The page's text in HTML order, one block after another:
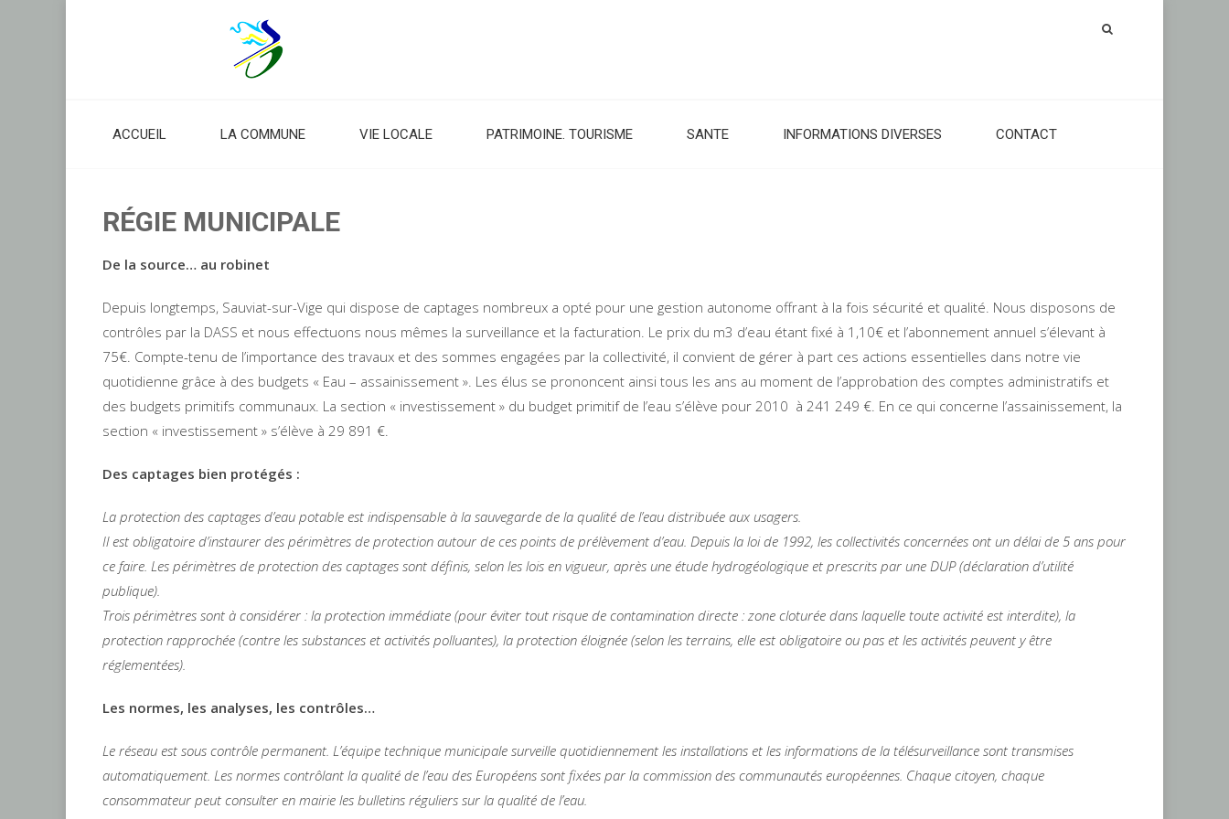
ACCUEIL LA COMMUNE VIE LOCALE PATRIMOINE. TOURISME SANTE INFORMATIONS DIVERSES CONTACT
RÉGIE MUNICIPALE
De la source… au robinet
Depuis longtemps, Sauviat-sur-Vige qui dispose de captages nombreux a opté pour une gestion autonome offrant à la fois sécurité et qualité. Nous disposons de
contrôles par la DASS et nous effectuons nous mêmes la surveillance et la facturation. Le prix du m3 d’eau étant fixé à 1,10€ et l’abonnement annuel s’élevant à
75€. Compte-tenu de l’importance des travaux et des sommes engagées par la collectivité, il convient de gérer à part ces actions essentielles dans notre vie
quotidienne grâce à des budgets « Eau – assainissement ». Les élus se prononcent ainsi tous les ans au moment de l’approbation des comptes administratifs et
des budgets primitifs communaux. La section « investissement » du budget primitif de l’eau s’élève pour 2010 à 241 249 €. En ce qui concerne l’assainissement, la
section « investissement » s’élève à 29 891 €.
Des captages bien protégés :
La protection des captages d’eau potable est indispensable à la sauvegarde de la qualité de l’eau distribuée aux usagers.
Il est obligatoire d’instaurer des périmètres de protection autour de ces points de prélèvement d’eau. Depuis la loi de 1992, les collectivités concernées ont un délai de 5 ans pour
ce faire. Les périmètres de protection des captages sont définis, selon les lois en vigueur, après une étude hydrogéologique et prescrits par une DUP (déclaration d’utilité
publique).
Trois périmètres sont à considérer : la protection immédiate (pour éviter tout risque de contamination directe : zone cloturée dans laquelle toute activité est interdite), la
protection rapprochée (contre les substances et activités polluantes), la protection éloignée (selon les terrains, elle est obligatoire ou pas et les activités peuvent y être
réglementées).
Les normes, les analyses, les contrôles…
Le réseau est sous contrôle permanent. L’équipe technique municipale surveille quotidiennement les installations et les informations de la télésurveillance sont transmises
automatiquement. Les normes contrôlant la qualité de l’eau des Européens sont fixées par la commission des communautés européennes. Chaque citoyen, chaque
consommateur peut consulter en mairie les bulletins réguliers sur la qualité de l’eau.